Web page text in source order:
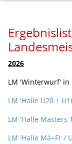
2026
LM 'Winterwurf'
LM 'Halle U20 +
LM 'Halle Masters
LM 'Halle Mä+Fr /